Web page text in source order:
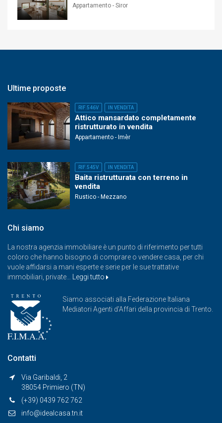
Appartamento - Siror
Ultime proposte
RIF.546V IN VENDITA
Attico mansardato completamente
ristrutturato in vendita
Appartamento - Imèr
RIF.545V IN VENDITA
Baita ristrutturata con terreno in
vendita
Rustico - Mezzano
Chi siamo
La nostra agenzia immobiliare è un punto di riferimento per tutti
coloro che hanno bisogno di comprare o vendere casa, per chi
vuole affidarsi a mani esperte e serie per le sue trattative
immobiliari, private…
Leggi tutto
Siamo associati alla Federazione Italiana
Mediatori Agenti d'Affari della provincia di Trento.
Contatti
Via Garibaldi, 2
38054 Primiero (TN)
(+39) 0439 762 762
info@idealcasa.tn.it